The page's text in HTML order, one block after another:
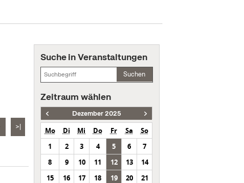
>|
Suche in Veranstaltungen
Suchen
Zeitraum wählen
Dezember 2025
Mo Di Mi Do Fr Sa
So
1
2 3 4 5 6
7
8
9 10 11 12 13
14
15
16 17 18 19 20
21